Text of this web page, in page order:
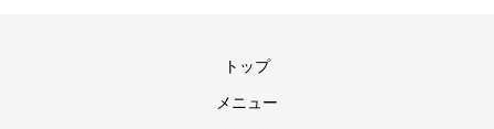
トップ
メニュー